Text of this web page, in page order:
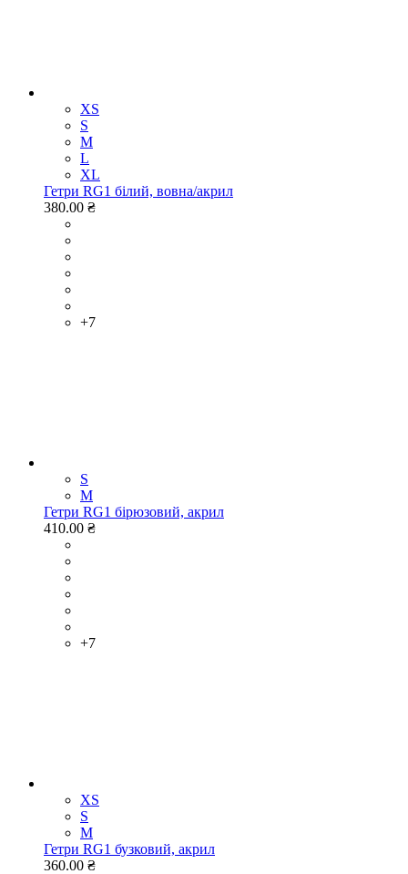
XS
S
M
L
XL
Гетри RG1 білий, вовна/акрил
380.00 ₴
+7
S
M
Гетри RG1 бірюзовий, акрил
410.00 ₴
+7
XS
S
M
Гетри RG1 бузковий, акрил
360.00 ₴